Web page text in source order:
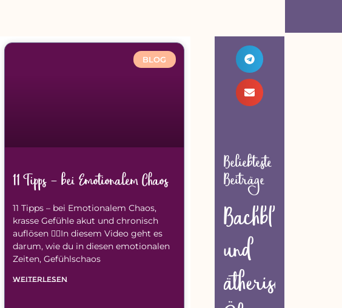
BLOG
11 Tipps – bei Emotionalem Chaos
11 Tipps – bei Emotionalem Chaos,
krasse Gefühle akut und chronisch
auflösen 🧚‍♂️In diesem Video geht es
darum, wie du in diesen emotionalen
Zeiten, Gefühlschaos
WEITERLESEN
Beliebteste
Beiträge
Bachblüten
und
ätherische